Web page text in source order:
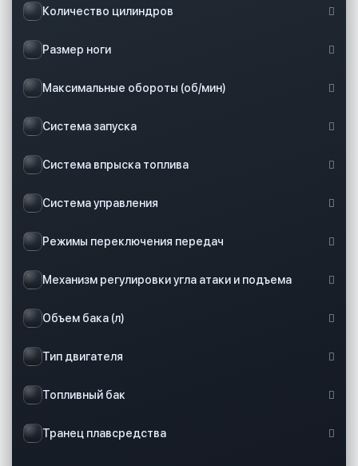
Количество цилиндров
Размер ноги
Максимальные обороты (об/мин)
Система запуска
Система впрыска топлива
Система управления
Режимы переключения передач
Механизм регулировки угла атаки и подъема
Объем бака (л)
Тип двигателя
Топливный бак
Транец плавсредства